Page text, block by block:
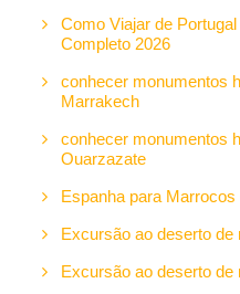
Como Viajar de
Completo 2026
conhecer monumentos
Marrakech
conhecer monumentos
Ouarzazate
Espanha para Marrocos
Excursão ao deserto de
Excursão ao deserto de